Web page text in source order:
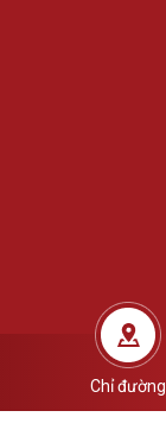
Chỉ đường